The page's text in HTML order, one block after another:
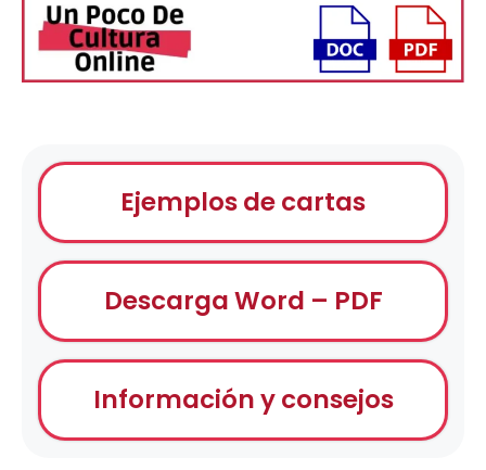
Ejemplos de cartas
Descarga Word – PDF
Información y consejos